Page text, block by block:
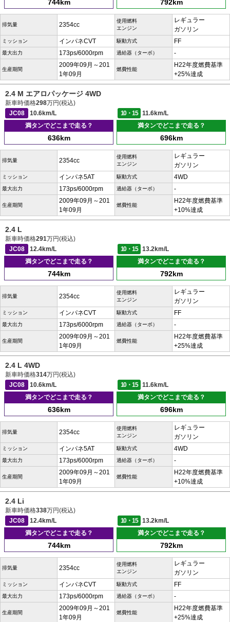
744km 792km
排気量 2354cc
使用燃料
エンジン
レギュラー
ガソリン
ミッション インパネCVT 駆動方式 FF
最大出力 173ps/6000rpm 過給器（ターボ） -
生産期間
2009年09月～201
1年09月
燃費性能
H22年度燃費基準
+25%達成
2.4 M エアロパッケージ 4WD
新車時価格298万円(税込)
JC08
10.6km/L 10・15
11.6km/L
満タンでどこまで走る？
636km
満タンでどこまで走る？
696km
排気量 2354cc
使用燃料
エンジン
レギュラー
ガソリン
ミッション インパネ5AT 駆動方式 4WD
最大出力 173ps/6000rpm 過給器（ターボ） -
生産期間
2009年09月～201
1年09月
燃費性能
H22年度燃費基準
+10%達成
2.4 L
新車時価格291万円(税込)
JC08
12.4km/L 10・15
13.2km/L
満タンでどこまで走る？
744km
満タンでどこまで走る？
792km
排気量 2354cc
使用燃料
エンジン
レギュラー
ガソリン
ミッション インパネCVT 駆動方式 FF
最大出力 173ps/6000rpm 過給器（ターボ） -
生産期間
2009年09月～201
1年09月
燃費性能
H22年度燃費基準
+25%達成
2.4 L 4WD
新車時価格314万円(税込)
JC08
10.6km/L 10・15
11.6km/L
満タンでどこまで走る？
636km
満タンでどこまで走る？
696km
排気量 2354cc
使用燃料
エンジン
レギュラー
ガソリン
ミッション インパネ5AT 駆動方式 4WD
最大出力 173ps/6000rpm 過給器（ターボ） -
生産期間
2009年09月～201
1年09月
燃費性能
H22年度燃費基準
+10%達成
2.4 Li
新車時価格338万円(税込)
JC08
12.4km/L 10・15
13.2km/L
満タンでどこまで走る？
744km
満タンでどこまで走る？
792km
排気量 2354cc
使用燃料
エンジン
レギュラー
ガソリン
ミッション インパネCVT 駆動方式 FF
最大出力 173ps/6000rpm 過給器（ターボ） -
生産期間
2009年09月～201
1年09月
燃費性能
H22年度燃費基準
+25%達成